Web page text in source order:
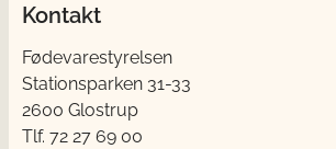
Kontakt
Fødevarestyrelsen
Stationsparken 31-33
2600 Glostrup
Tlf. 72 2​​​7 69 00